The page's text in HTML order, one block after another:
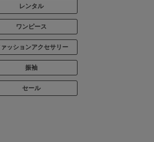
レンタル
ワンピース
ッションアクセサリー
振袖
セール